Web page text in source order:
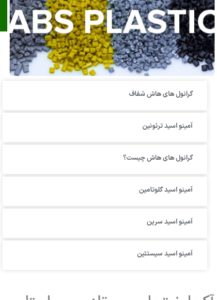
گرانول‌ های هاش شفاف
آمینو اسید ترئونین
گرانول های هاش چیست؟
آمینو اسید گلوتامین
آمینو اسید سرین
آمینو اسید سیستئین